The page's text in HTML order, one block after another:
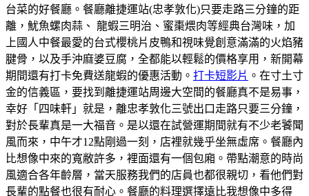
台菜的好餐廳。餐廳離捷運站(忠孝敦化)只要走路三分鐘的距
離，魷魚螺肉蒜、 龍蝦三明治、蜜棗煨肉等經典台灣味，加
上國人中餐最愛的台式櫻桃片皮鴨和視味覺創意滿滿的火焰豬
腱骨，以及手沖麻婆豆腐，全都能以輕鬆的價格享用，新開幕
期間還有打卡免費送龍蝦的優惠活動。 打卡短影片 。在寸土寸
金的信義區，要找到離捷運站周邊大空間的餐廳真不是易事，
幸好「四味軒」就是，離忠孝敦化三號出口走路只要三分鐘，
對於長輩真是一大福音。是以還在試營運期間就有不少老饕聞
風而來，中午才12點剛過一刻，店裡就幾乎坐無虛席。餐廳內
比想像中來的寬敝許多，裡面還有一個包廂。帶點潮意的時尚
風適合各年齡層，當天服務我們的店員也都很親切，看他們對
長輩的點餐也很有耐心。餐廳的料理選擇遠比我想像中多得